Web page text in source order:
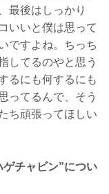
最後はしっかり
いいと僕は思って
ですよね。ちっち
してるのやと思う
るにも何するにも
ってるんで、そう
ち頑張ってほしい
チャビン”につい